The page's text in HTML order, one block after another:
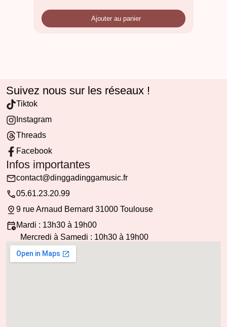
Ajouter au panier
Suivez nous sur les réseaux !
Tiktok
Instagram
Threads
Facebook
Infos importantes
contact@dinggadinggamusic.fr
05.61.23.20.99
9 rue Arnaud Bernard 31000 Toulouse
Mardi : 13h30 à 19h00
Mercredi à Samedi : 10h30 à 19h00